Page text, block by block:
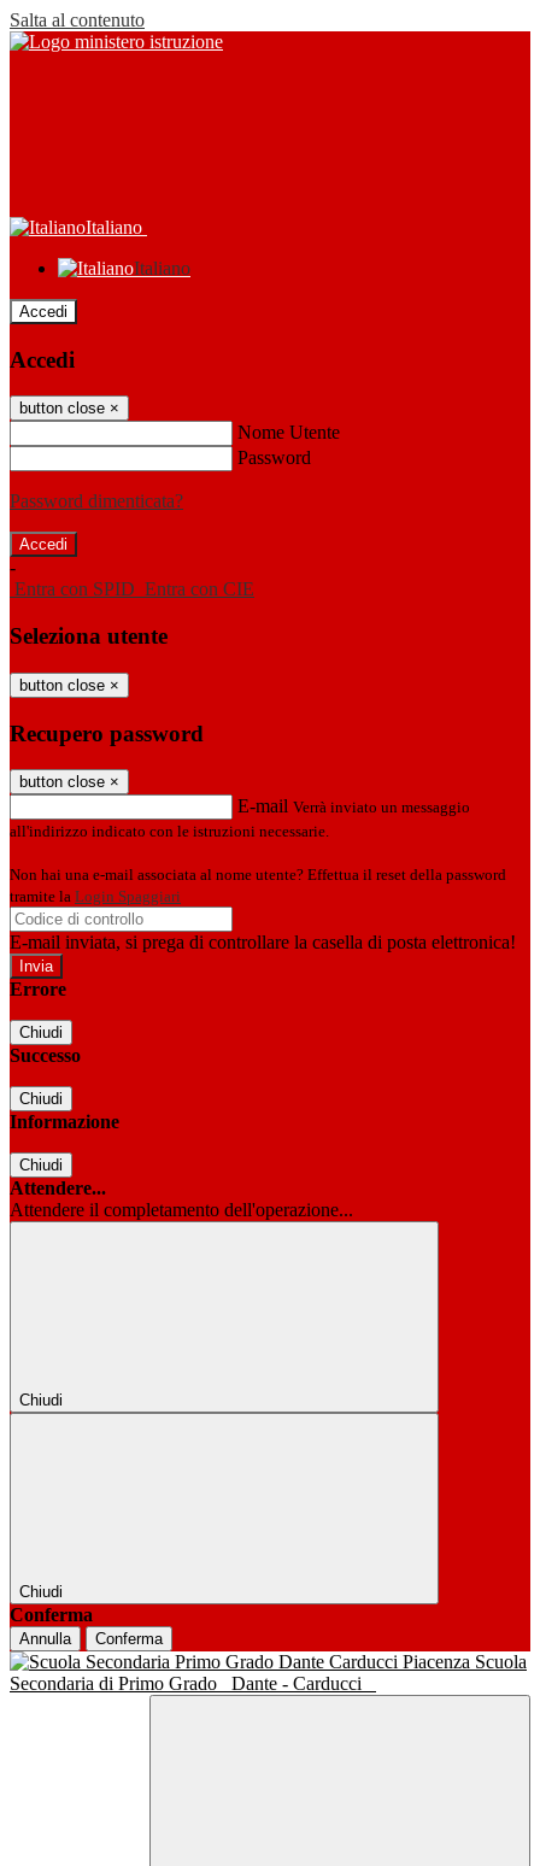
Salta al contenuto
Italiano
Italiano
Accedi
Accedi
button close ×
Nome Utente
Password
Password dimenticata?
-
Entra con SPID Entra con CIE
Seleziona utente
button close ×
Recupero password
button close ×
E-mail Verrà inviato un messaggio
all'indirizzo indicato con le istruzioni necessarie.
Non hai una e-mail associata al nome utente? Effettua il reset della password
tramite la Login Spaggiari
E-mail inviata, si prega di controllare la casella di posta elettronica!
Errore
Chiudi
Successo
Chiudi
Informazione
Chiudi
Attendere...
Attendere il completamento dell'operazione...
Chiudi
Chiudi
Conferma
Annulla Conferma
Scuola
Secondaria di Primo Grado
Dante - Carducci